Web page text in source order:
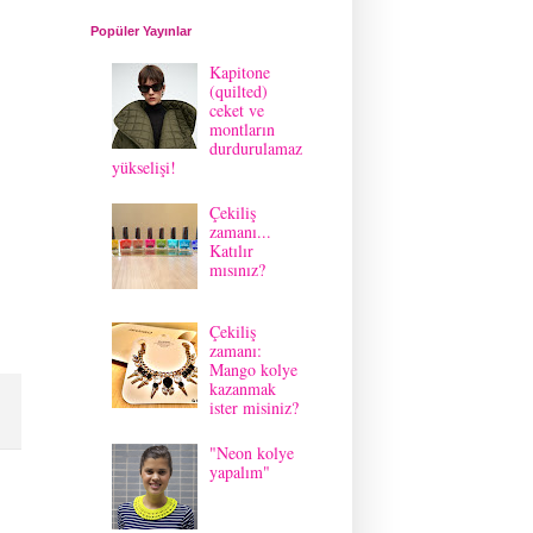
Popüler Yayınlar
Kapitone
(quilted)
ceket ve
montların
durdurulamaz
yükselişi!
Çekiliş
zamanı...
Katılır
mısınız?
Çekiliş
zamanı:
Mango kolye
kazanmak
ister misiniz?
"Neon kolye
yapalım"